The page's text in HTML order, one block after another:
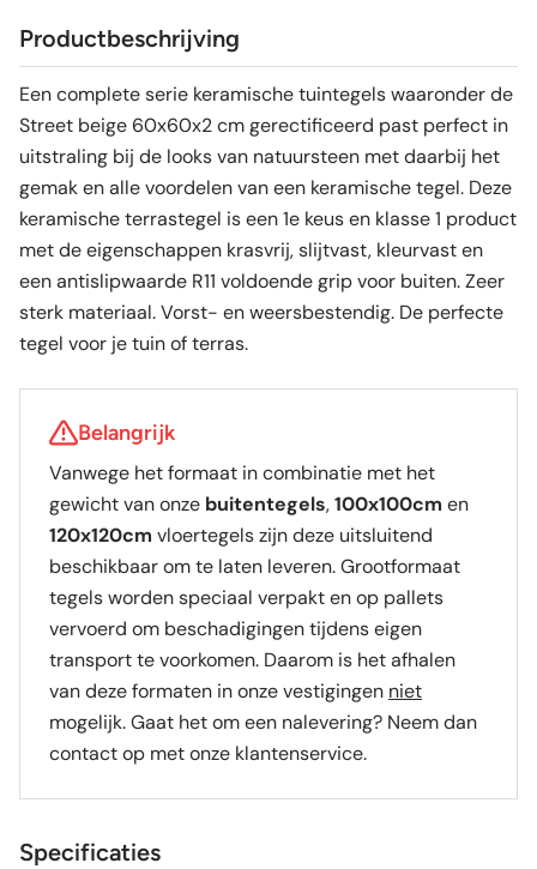
Productbeschrijving
Een complete serie keramische tuintegels waaronder de
Street beige 60x60x2 cm gerectificeerd past perfect in
uitstraling bij de looks van natuursteen met daarbij het
gemak en alle voordelen van een keramische tegel. Deze
keramische terrastegel is een 1e keus en klasse 1 product
met de eigenschappen krasvrij, slijtvast, kleurvast en
een antislipwaarde R11 voldoende grip voor buiten. Zeer
sterk materiaal. Vorst- en weersbestendig. De perfecte
tegel voor je tuin of terras.
Belangrijk
Vanwege het formaat in combinatie met het
gewicht van onze buitentegels,100x100cm en
120x120cm vloertegels zijn deze uitsluitend
beschikbaar om te laten leveren. Grootformaat
tegels worden speciaal verpakt en op pallets
vervoerd om beschadigingen tijdens eigen
transport te voorkomen. Daarom is het afhalen
van deze formaten in onze vestigingen niet
mogelijk. Gaat het om een nalevering? Neem dan
contact op met onze klantenservice.
Specificaties